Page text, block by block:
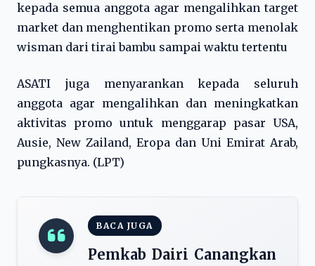
kepada semua anggota agar mengalihkan target
market dan menghentikan promo serta menolak
wisman dari tirai bambu sampai waktu tertentu
ASATI juga menyarankan kepada seluruh
anggota agar mengalihkan dan meningkatkan
aktivitas promo untuk menggarap pasar USA,
Ausie, New Zailand, Eropa dan Uni Emirat Arab,
pungkasnya. (LPT)
BACA JUGA
Pemkab Dairi Canangkan